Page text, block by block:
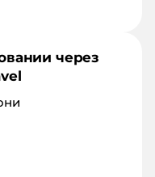
через